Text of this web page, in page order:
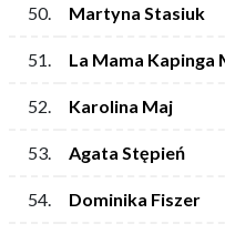
50. Martyna Stasiuk
51. La Mama Kapinga
52. Karolina Maj
53. Agata Stępień
54. Dominika Fiszer
50. Martyna Stasiuk
51. La Mama Kapinga
52. Karolina Maj
53. Agata Stępień
54. Dominika Fiszer